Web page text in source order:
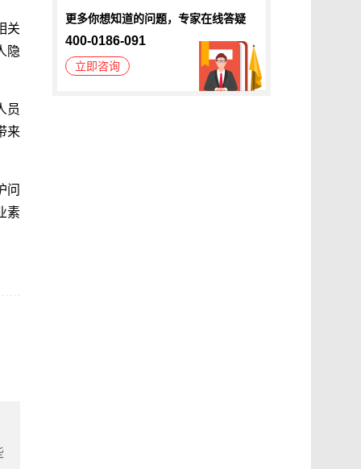
关
隐
员
来
问
素
更多你想知道的问题，专家在线答疑
400-0186-091
立即咨询